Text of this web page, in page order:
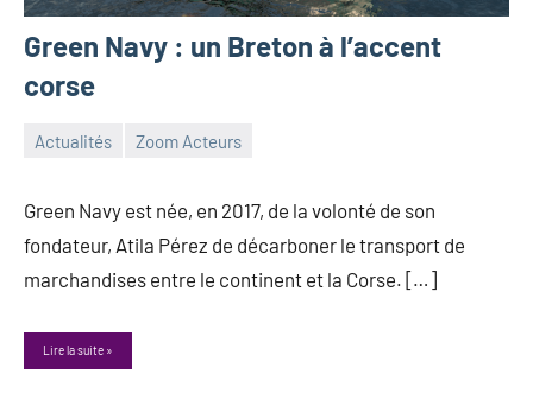
Green Navy : un Breton à l’accent
corse
Actualités Zoom Acteurs
2024
Green Navy est née, en 2017, de la volonté de son
fondateur, Atila Pérez de décarboner le transport de
marchandises entre le continent et la Corse. […]
Lire la suite